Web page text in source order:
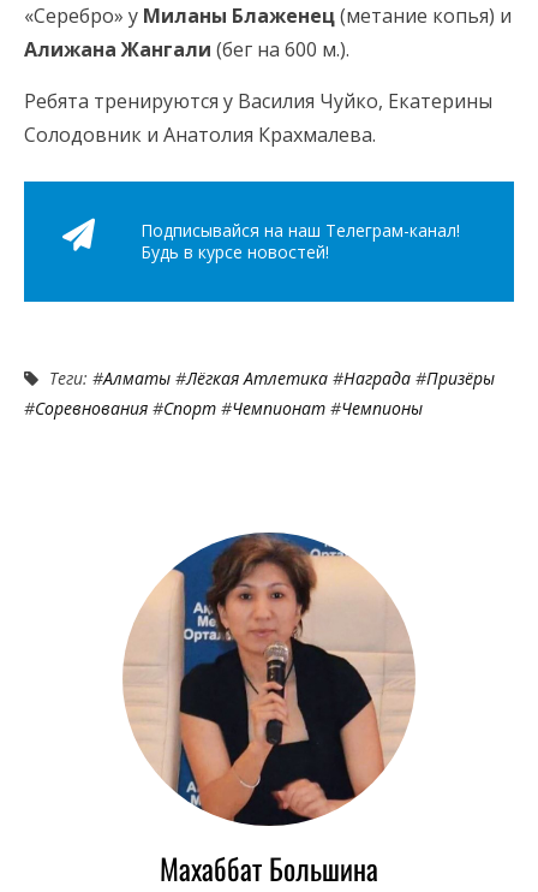
«Серебро» у Миланы Блаженец(метание копья) и
Алижана Жангали (бег на 600 м.).
Ребята тренируются у Василия Чуйко, Екатерины
Солодовник и Анатолия Крахмалева.
Подписывайся на наш Телеграм-канал!
Будь в курсе новостей!
Теги: #Алматы #Лёгкая Атлетика #Награда #Призёры
#Соревнования #Спорт #Чемпионат #Чемпионы
Махаббат Большина